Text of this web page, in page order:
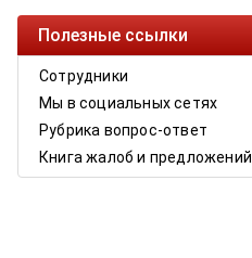
Полезные ссылки
Сотрудники
Мы в социальных сетях
Рубрика вопрос-ответ
Книга жалоб и предложений